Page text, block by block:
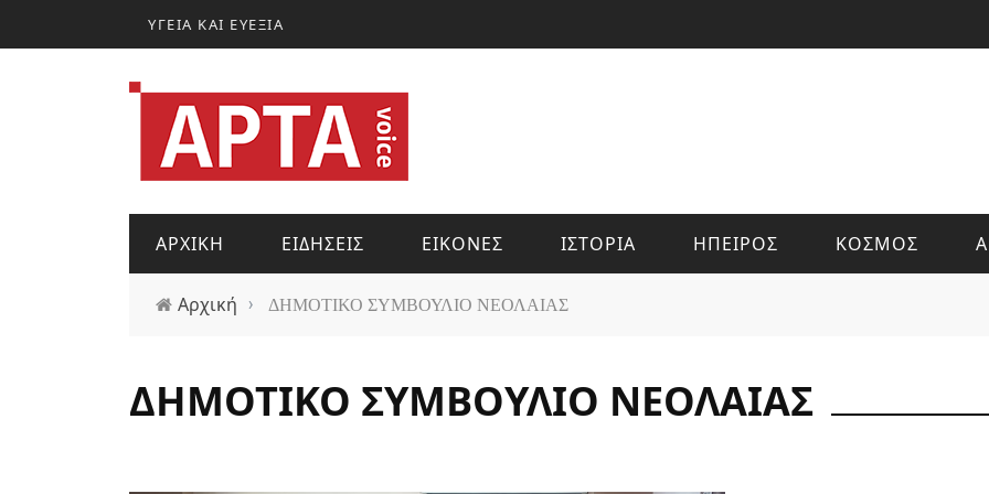
ΥΓΕΙΑ ΚΑΙ ΕΥΕΞΙΑ
ΑΡΧΙΚΗ ΕΙΔΗΣΕΙΣ ΕΙΚΟΝΕΣ ΙΣΤΟΡΙΑ ΗΠΕΙΡΟΣ ΚΟΣΜΟΣ
Αρχική › ΔΗΜΟΤΙΚΟ ΣΥΜΒΟΥΛΙΟ ΝΕΟΛΑΙΑΣ
ΔΗΜΟΤΙΚΟ ΣΥΜΒΟΥΛΙΟ ΝΕΟΛΑΙΑΣ